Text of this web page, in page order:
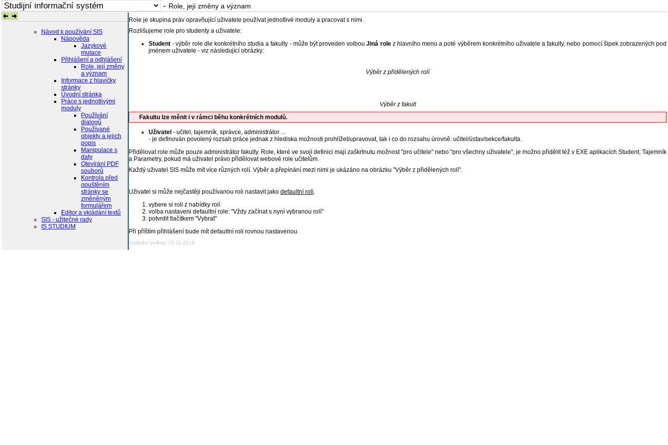
- Role, její změny a význam
Návod k používání SIS
Nápověda
Jazykové
mutace
Přihlášení a odhlášení
Role, její změny
a význam
Informace z hlavičky
stránky
Úvodní stránka
Práce s jednotlivými
moduly
Používání
dialogů
Používané
objekty a jejich
popis
Manipulace s
daty
Otevírání PDF
souborů
Kontrola před
opuštěním
stránky se
změněným
formulářem
Editor a vkládání textů
SIS - užitečné rady
IS STUDIUM
Role je skupina práv opravňující uživatele používat jednotlivé moduly a pracovat s nimi.
Rozlišujeme role pro studenty a uživatele:
Student - výběr role dle konkrétního studia a fakulty - může být proveden volbouJiná rolez hlavního menu a poté výběrem konkrétního uživatele a fakulty, nebo pomocí šipek zobrazených pod
jménem uživatele - viz následující obrázky:
Výběr z přidělených rolí
Výběr z fakult
Fakultu lze měnit i v rámci běhu konkrétních modulů.
Uživatel - učitel, tajemník, správce, administrátor ...
- je definován povolený rozsah práce jednak z hlediska možnosti prohlížet/upravovat, tak i co do rozsahu úrovně: učitel/ústav/sekce/fakulta.
Přidělovat role může pouze administrátor fakulty. Role, které ve svojí definici mají zaškrtnutu možnost "pro učitele" nebo "pro všechny uživatele", je možno přidělit též v EXE aplikacích Student, Tajemník
a Parametry, pokud má uživatel právo přidělovat webové role učitelům.
Každý uživatel SIS může mít více různých rolí. Výběr a přepínání mezi nimi je ukázáno na obrázku "Výběr z přidělených rolí".
Uživatel si může nejčastěji používanou roli nastavit jako defaultní roli.
vybere si roli z nabídky rolí
volba nastaveni defaultní role: "Vždy začínat s nyní vybranou rolí"
potvrdit tlačítkem "Vybrat"
Při příštím přihlášení bude mít defaultní roli rovnou nastavenou.
poslední změna: 05.11.2019